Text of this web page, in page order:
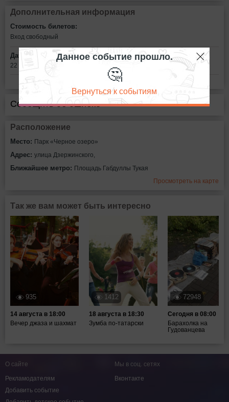
Дополнительная информация
Стоимость билетов:
Вход свободный
Дата:
22 июня в 20:00
Сообщить об ошибке
Расположение
Место: Парк «Черное озеро»
Адрес: улица Дзержинского,
Ближайшее метро: Площадь Габдуллы Тукая
Просмотреть на карте
Так же вам может быть интересно
935
14 августа в 18:00
Вечер джаза и шахмат
1412
18 августа в 18:30
Зумба по-татарски
72948
Сегодня в 08:00
Барахолка на
Гудованцева
Данное событие прошло.
🤔
Вернуться к событиям
О сайте
Рекламодателям
Добавить событие
Мы в соц. сетях
Вконтакте